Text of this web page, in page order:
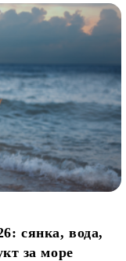
сянка, вода,
за море